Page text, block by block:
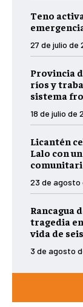
Teno
27 de julio de
Provincia
ríos y
sistema
18 de julio de
Licantén
Lalo con
23 de agosto
Rancagua
tragedia
vida de
3 de agosto